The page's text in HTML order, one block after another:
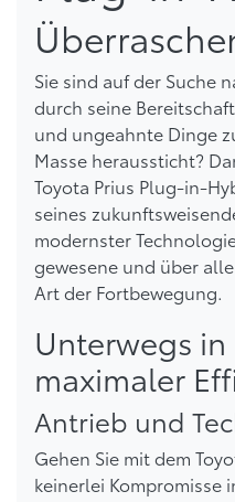
Sie sind auf der Suche
durch seine
und ungeahnte Dinge
Masse heraussticht?
Toyota Prius Plug-in-
seines
modernster
gewesene und über
Art der Fortbewegung.
Unterwegs
maximaler
Antrieb und
Gehen Sie mit dem
keinerlei Kompromisse